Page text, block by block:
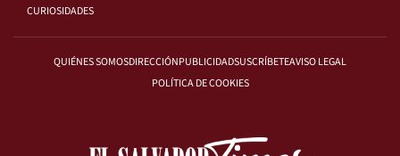
CURIOSIDADES
QUIÉNES SOMOSDIRECCIÓNPUBLICIDADSUSCRÍBETEAVISO LEGAL
POLÍTICA DE COOKIES